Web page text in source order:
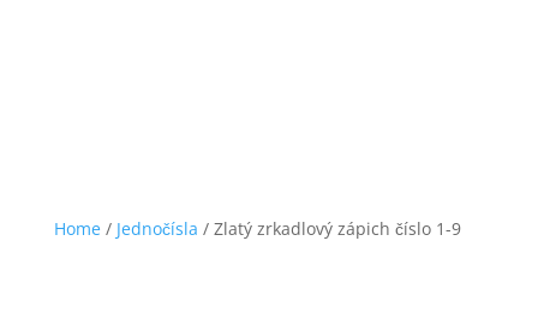
Home/ Jednočísla / Zlatý zrkadlový zápich číslo 1-9